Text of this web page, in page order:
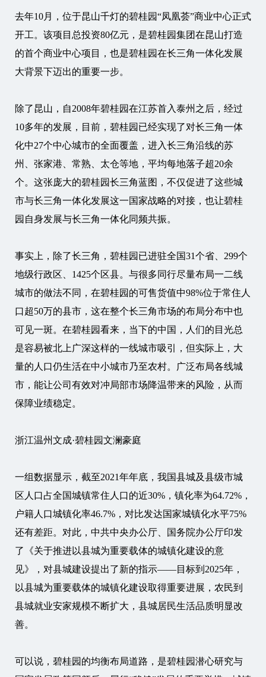
去年10月，位于昆山千灯的碧桂园“凤凰荟”商业中心正式
开工。该项目总投资80亿元，是碧桂园集团在昆山打造
的首个商业中心项目，也是碧桂园在长三角一体化发展
大背景下迈出的重要一步。
除了昆山，自2008年碧桂园在江苏首入泰州之后，经过
10多年的发展，目前，碧桂园已经实现了对长三角一体
化中27个中心城市的全面覆盖，进入长三角沿线的苏
州、张家港、常熟、太仓等地，平均每地落子超20余
个。这张庞大的碧桂园长三角蓝图，不仅促进了这些城
市与长三角一体化发展这一国家战略的对接，也让碧桂
园自身发展与长三角一体化同频共振。
事实上，除了长三角，碧桂园已进驻全国31个省、299个
地级行政区、1425个区县。与很多同行尽量布局一二线
城市的做法不同，在碧桂园的可售货值中98%位于常住人
口超50万的县市，这在整个长三角市场的布局分布中也
可见一斑。在碧桂园看来，当下的中国，人们的目光总
是容易被北上广深这样的一线城市吸引，但实际上，大
量的人口仍生活在中小城市乃至农村。广泛布局各线城
市，能让公司有效对冲局部市场降温带来的风险，从而
保障业绩稳定。
浙江温州文成·碧桂园文澜豪庭
一组数据显示，截至2021年年底，我国县城及县级市城
区人口占全国城镇常住人口的近30%，镇化率为64.72%，
户籍人口城镇化率46.7%，对比发达国家城镇化水平75%
还有差距。对此，中共中央办公厅、国务院办公厅印发
了《关于推进以县城为重要载体的城镇化建设的意
见》，对县城建设提出了新的指示——目标到2025年，
以县城为重要载体的城镇化建设取得重要进展，农民到
县城就业安家规模不断扩大，县城居民生活品质明显改
善。
可以说，碧桂园的均衡布局道路，是碧桂园潜心研究与